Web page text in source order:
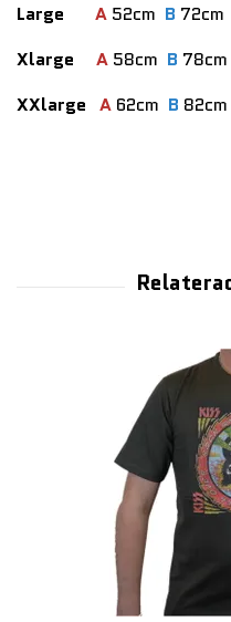
Large
A 52cm B 72cm
Xlarge
A 58cm B 78cm
XXlarge A 62cm B 82cm